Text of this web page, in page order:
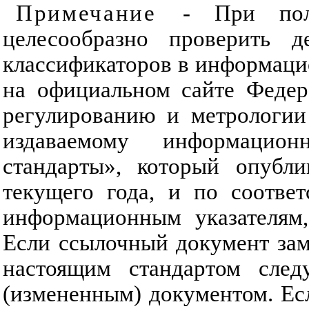
Примечание - При
целесообразно проверить
классификаторов в
на официальном сайте
регулированию и
издаваемому
стандарты», который
текущего года, и по
информационным
Если ссылочный документ
настоящим стандартом
(измененным) документом.